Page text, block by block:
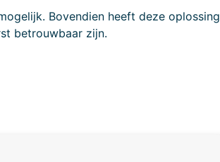
Bovendien heeft deze oplossing
betrouwbaar zijn.